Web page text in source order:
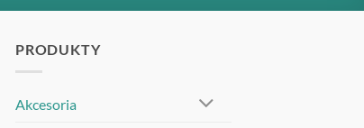
PRODUKTY
Akcesoria